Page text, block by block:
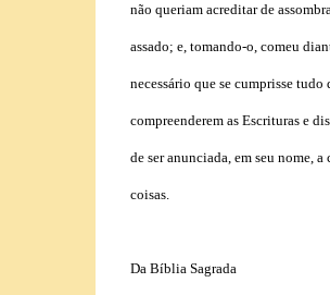
não queriam acreditar de
assado; e, tomando-o, comeu
necessário que se cumprisse
compreenderem as Escrituras e
de ser anunciada, em seu nome,
coisas.
Da Bíblia Sagrada